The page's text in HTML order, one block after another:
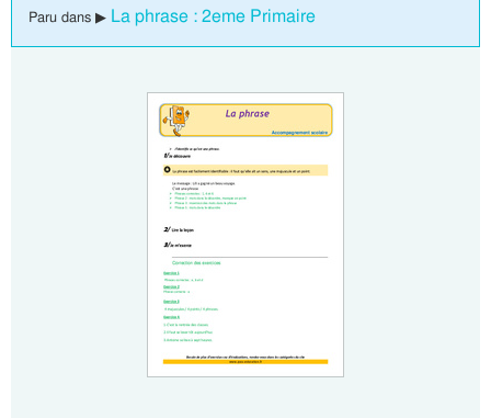
Paru dans ▶ La phrase : 2eme Primaire